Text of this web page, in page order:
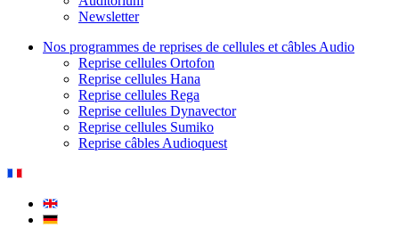
Newsletter
Nos programmes de reprises de cellules et câbles Audio
Reprise cellules Ortofon
Reprise cellules Hana
Reprise cellules Rega
Reprise cellules Dynavector
Reprise cellules Sumiko
Reprise câbles Audioquest